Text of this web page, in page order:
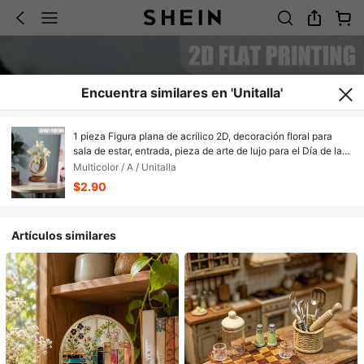
Encuentra similares en 'Unitalla'
1 pieza Figura plana de acrílico 2D, decoración floral para
sala de estar, entrada, pieza de arte de lujo para el Día de la
Madre
Multicolor / A / Unitalla
$2.90
Artículos similares